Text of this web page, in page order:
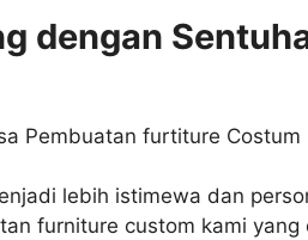
dengan
lebih istimewa dan
furniture custom kami